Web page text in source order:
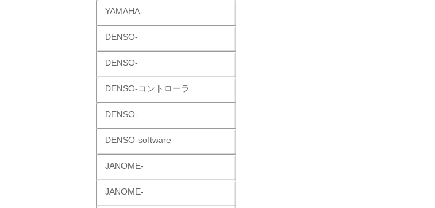
YAMAHA-
DENSO-
DENSO-
DENSO-コントローラ
DENSO-
DENSO-software
JANOME-
JANOME-